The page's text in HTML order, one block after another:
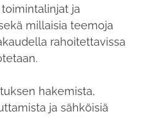
ja
millaisia teemoja
rahoitettavissa
hakemista,
ja sähköisiä